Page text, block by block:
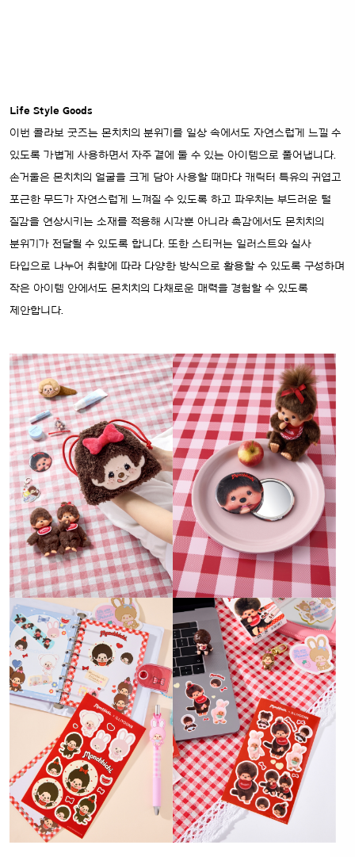
Life Style Goods
이번 콜라보 굿즈는 몬치치의 분위기를 일상 속에서도 자연스럽게 느낄 수
있도록 가볍게 사용하면서 자주 곁에 둘 수 있는 아이템으로 풀어냅니다.
손거울은 몬치치의 얼굴을 크게 담아 사용할 때마다 캐릭터 특유의 귀엽고
포근한 무드가 자연스럽게 느껴질 수 있도록 하고 파우치는 부드러운 털
질감을 연상시키는 소재를 적용해 시각뿐 아니라 촉감에서도 몬치치의
분위기가 전달될 수 있도록 합니다. 또한 스티커는 일러스트와 실사
타입으로 나누어 취향에 따라 다양한 방식으로 활용할 수 있도록 구성하며
작은 아이템 안에서도 몬치치의 다채로운 매력을 경험할 수 있도록
제안합니다.